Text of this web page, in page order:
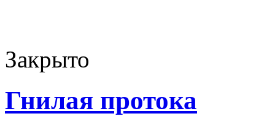
Закрыто
Гнилая протока